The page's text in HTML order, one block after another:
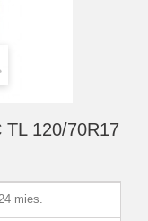
TL 120/70R17
mies.